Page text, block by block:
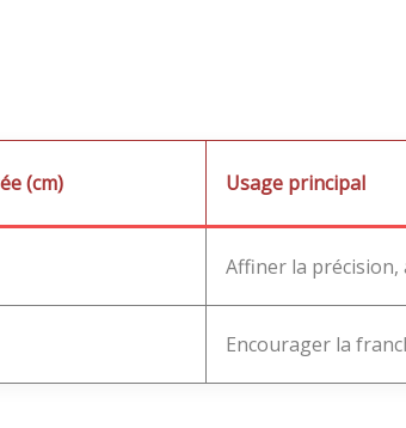
(cm) Usage principal
Affiner la précision,
Encourager la